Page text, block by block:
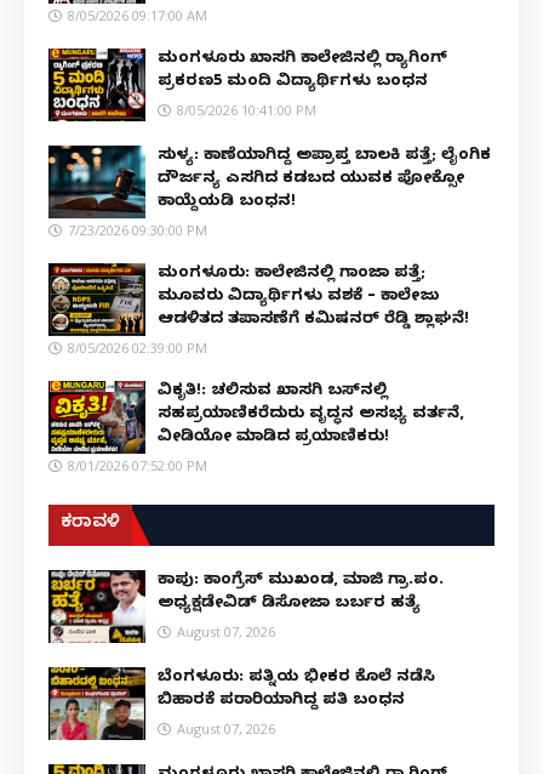
8/05/2026 09:17:00 AM
ಮಂಗಳೂರು ಖಾಸಗಿ ಕಾಲೇಜಿನಲ್ಲಿ ರ‌್ಯಾಗಿಂಗ್
ಪ್ರಕರಣ5 ಮಂದಿ ವಿದ್ಯಾರ್ಥಿಗಳು ಬಂಧನ
8/05/2026 10:41:00 PM
ಸುಳ್ಯ: ಕಾಣೆಯಾಗಿದ್ದ ಅಪ್ರಾಪ್ತ ಬಾಲಕಿ ಪತ್ತೆ; ಲೈಂಗಿಕ
ದೌರ್ಜನ್ಯ ಎಸಗಿದ ಕಡಬದ ಯುವಕ ಪೋಕ್ಸೋ
ಕಾಯ್ದೆಯಡಿ ಬಂಧನ!
7/23/2026 09:30:00 PM
ಮಂಗಳೂರು: ಕಾಲೇಜಿನಲ್ಲಿ ಗಾಂಜಾ ಪತ್ತೆ;
ಮೂವರು ವಿದ್ಯಾರ್ಥಿಗಳು ವಶಕ್ಕೆ – ಕಾಲೇಜು
ಆಡಳಿತದ ತಪಾಸಣೆಗೆ ಕಮಿಷನರ್ ರೆಡ್ಡಿ ಶ್ಲಾಘನೆ!
8/05/2026 02:39:00 PM
ವಿಕೃತಿ!: ಚಲಿಸುವ ಖಾಸಗಿ ಬಸ್‌ನಲ್ಲಿ
ಸಹಪ್ರಯಾಣಿಕರೆದುರು ವೃದ್ಧನ ಅಸಭ್ಯ ವರ್ತನೆ,
ವೀಡಿಯೋ ಮಾಡಿದ ಪ್ರಯಾಣಿಕರು!
8/01/2026 07:52:00 PM
ಕರಾವಳಿ
ಕಾಪು: ಕಾಂಗ್ರೆಸ್ ಮುಖಂಡ, ಮಾಜಿ ಗ್ರಾ.ಪಂ.
ಅಧ್ಯಕ್ಷಡೇವಿಡ್ ಡಿಸೋಜಾ ಬರ್ಬರ ಹತ್ಯೆ
August 07, 2026
ಬೆಂಗಳೂರು: ಪತ್ನಿಯ ಭೀಕರ ಕೊಲೆ ನಡೆಸಿ
ಬಿಹಾರಕ್ಕೆ ಪರಾರಿಯಾಗಿದ್ದ ಪತಿ ಬಂಧನ
August 07, 2026